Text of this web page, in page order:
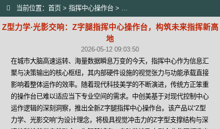
当前位置：首页 > 指挥中心操作台 > Z型力学·光影交响：Z字腿指挥中
Z型力学·光影交响：Z字腿指挥中心操作台，构筑未来指挥新高
地
2026-05-12 09:03:50
在城市大脑高速运转、海量数据瞬息万变的今天，指挥中心作为信息汇
聚与决策输出的核心枢纽，其内部硬件设施的视觉张力与功能承载直接
影响着整体运作的效率。随着现代科技美学的不断演进，传统方正笨重
的操作台已难以适应当下专业空间的需求。中创美基于对现代控制中心
运作逻辑的深刻洞察，推出全新Z字腿指挥中心操作台。该产品以“Z型
力学、光影交响”为设计理念，将极具视觉冲击力的Z字型支撑结构与深